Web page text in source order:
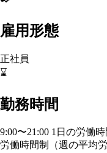
雇用形態
正社員
⌛
勤務時間
9:00〜21:00 1日の労働
労働時間制（週の平均